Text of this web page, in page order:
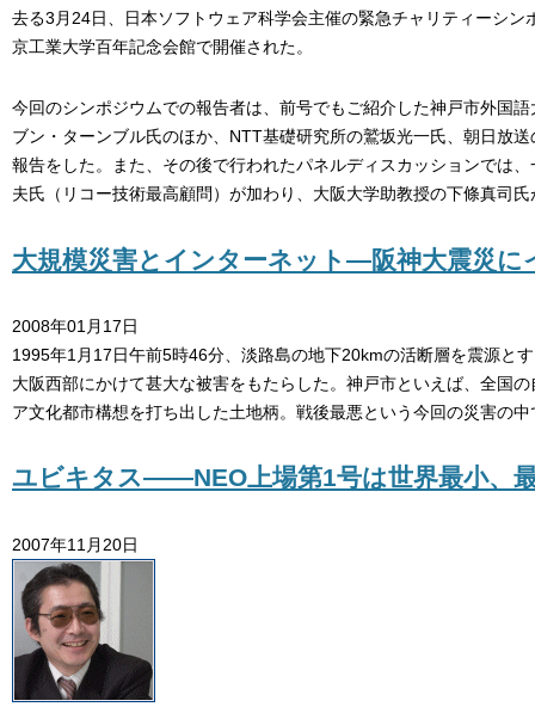
去る3月24日、日本ソフトウェア科学会主催の緊急チャリティーシ
京工業大学百年記念会館で開催された。
今回のシンポジウムでの報告者は、前号でもご紹介した神戸市外国
ブン・ターンブル氏のほか、NTT基礎研究所の鷲坂光一氏、朝日放
報告をした。また、その後で行われたパネルディスカッションでは
夫氏（リコー技術最高顧問）が加わり、大阪大学助教授の下條真司
大規模災害とインターネット―阪神大震災
2008年01月17日
1995年1月17日午前5時46分、淡路島の地下20kmの活断層を震源と
大阪西部にかけて甚大な被害をもたらした。神戸市といえば、全国
ア文化都市構想を打ち出した土地柄。戦後最悪という今回の災害の
ユビキタス――NEO上場第1号は世界最小、
2007年11月20日